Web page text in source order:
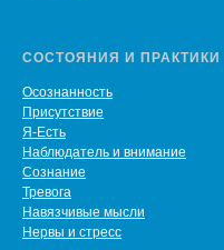
СОСТОЯНИЯ И ПРАКТИКИ
Осознанность
Присутствие
Я-Есть
Наблюдатель и внимание
Сознание
Тревога
Навязчивые мысли
Нервы и стресс